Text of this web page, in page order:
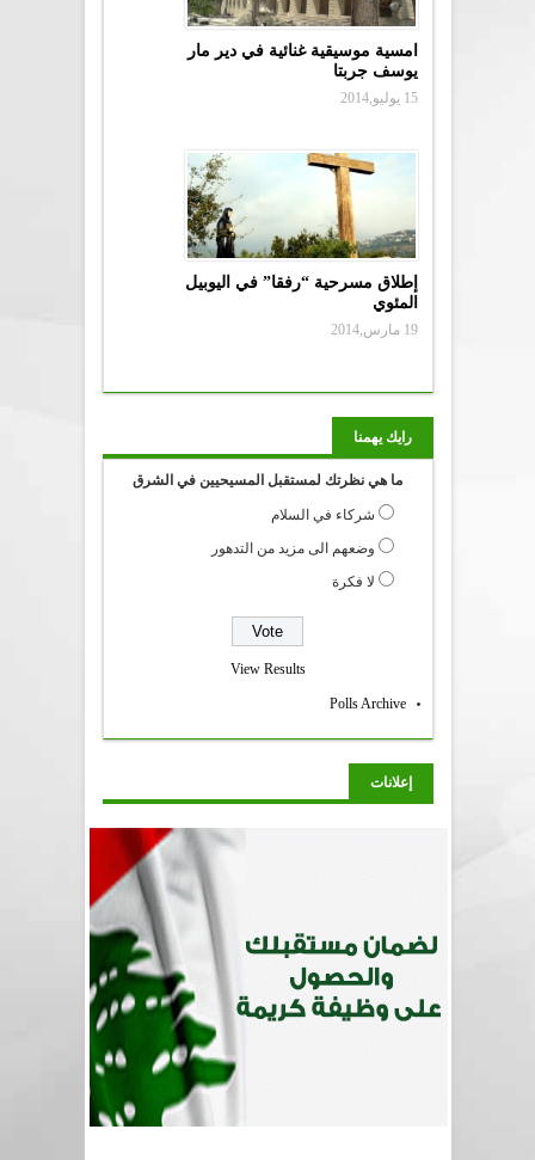
امسية موسيقية غنائية في دير مار
يوسف جربتا
15 يوليو,2014
إطلاق مسرحية “رفقا” في اليوبيل
المئوي
19 مارس,2014
رايك يهمنا
ما هي نظرتك لمستقبل المسيحيين في الشرق
شركاء في السلام
وضعهم الى مزيد من التدهور
لا فكرة
View Results
Polls Archive
إعلانات